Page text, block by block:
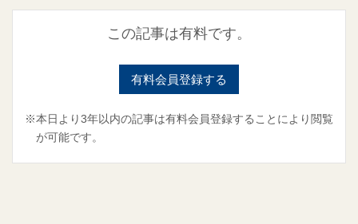
この記事は有料です。
有料会員登録する
※本日より3年以内の記事は有料会員登録することにより閲覧
が可能です。